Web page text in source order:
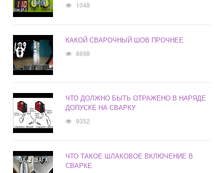
1048
КАКОЙ СВАРОЧНЫЙ ШОВ ПРОЧНЕЕ
8698
ЧТО ДОЛЖНО БЫТЬ ОТРАЖЕНО В НАРЯДЕ
ДОПУСКЕ НА СВАРКУ
9352
ЧТО ТАКОЕ ШЛАКОВОЕ ВКЛЮЧЕНИЕ В
СВАРКЕ